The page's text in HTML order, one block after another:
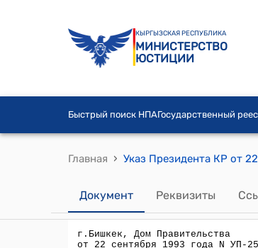
КЫРГЫЗСКАЯ РЕСПУБЛИКА
МИНИСТЕРСТВО
ЮСТИЦИИ
Быстрый поиск НПАГосударственный
Главная › Указ Президента КР от
Документ Реквизиты